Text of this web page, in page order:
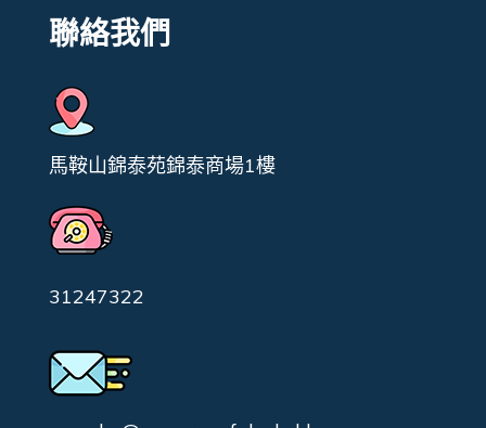
聯絡我們
馬鞍山錦泰苑錦泰商場1樓
31247322